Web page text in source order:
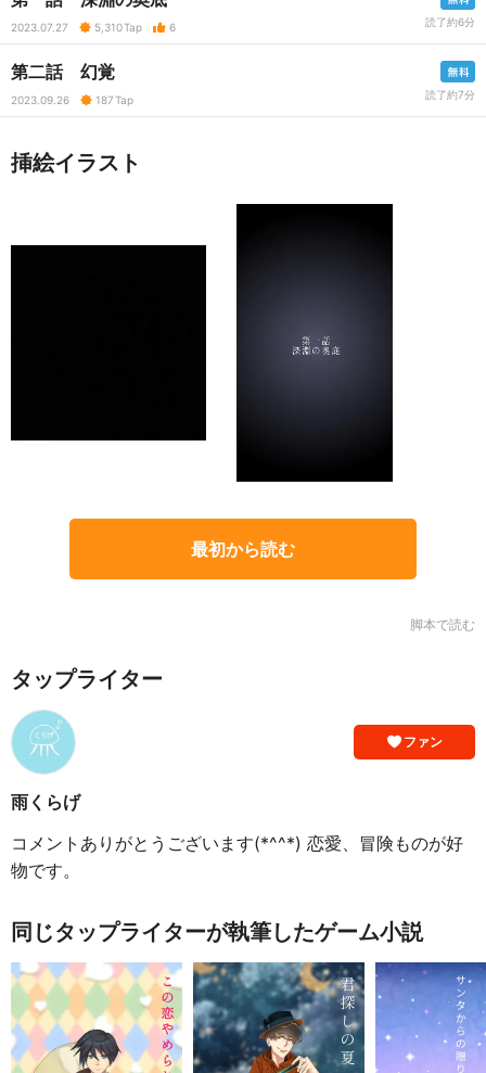
2023.07.27 5,310Tap 6 読了約6分
第二話 幻覚
2023.09.26 187Tap 読了約7分
挿絵イラスト
最初から読む
脚本で読む
タップライター
ファン
雨くらげ
コメントありがとうございます(*^^*) 恋愛、冒険ものが好
物です。
同じタップライターが執筆したゲーム小説